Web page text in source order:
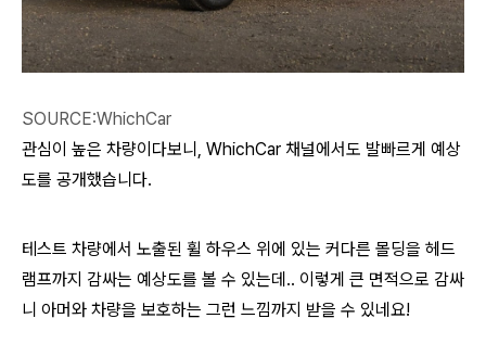
SOURCE:WhichCar
관심이 높은 차량이다보니, WhichCar 채널에서도 발빠르게 예상
도를 공개했습니다.
테스트 차량에서 노출된 휠 하우스 위에 있는 커다른 몰딩을 헤드
램프까지 감싸는 예상도를 볼 수 있는데.. 이렇게 큰 면적으로 감싸
니 아머와 차량을 보호하는 그런 느낌까지 받을 수 있네요!